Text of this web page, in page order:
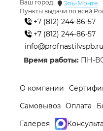
Ваш город:
Эль-Монте
Пункты выдачи по всей
+7 (812) 244-86-57
+7 (812) 244-86-57
info@profnastilvspb.ru
Время работы: ПН-
О компании
Самовывоз Оплата
Галерея